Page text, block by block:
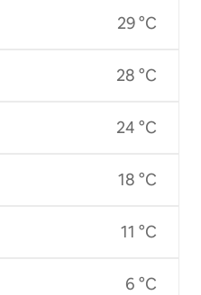
29 °C
28 °C
24 °C
18 °C
11 °C
6 °C